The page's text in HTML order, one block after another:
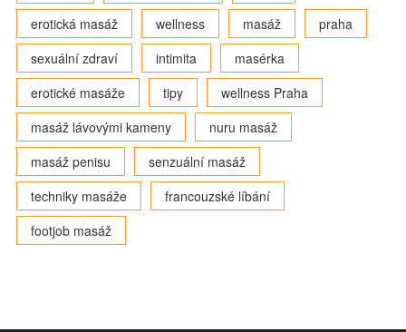
erotická masáž
wellness masáž
praha
sexuální zdraví
intimita
masérka
erotické masáže
tipy
wellness Praha
masáž lávovými kameny
nuru masáž
masáž penisu
senzuální masáž
techniky masáže
francouzské líbání
footjob masáž